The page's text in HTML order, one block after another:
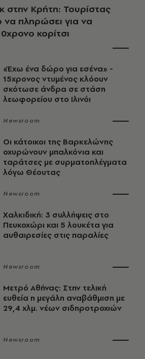
στην Κρήτη: Τουρίστας
πληρώσει για να
κορίτσι
«Έχω ένα δώρο για εσένα» -
15χρονος ντυμένος κλόουν
σκότωσε άνδρα σε στάση
λεωφορείου στο Ιλινόι
Newsroom
Οι κάτοικοι της Βαρκελώνης
οχυρώνουν μπαλκόνια και
ταράτσες με συρματοπλέγματα
λόγω Θέουτας
Newsroom
Χαλκιδική: 3 συλλήψεις στο
Πευκοχώρι και 5 λουκέτα για
αυθαιρεσίες στις παραλίες
Newsroom
Μετρό Αθήνας: Στην τελική
ευθεία η μεγάλη αναβάθμιση με
29,4 χλμ. νέων σιδηροτροχιών
Newsroom